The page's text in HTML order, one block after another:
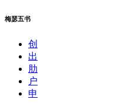
梅瑟五书
创
出
肋
户
申